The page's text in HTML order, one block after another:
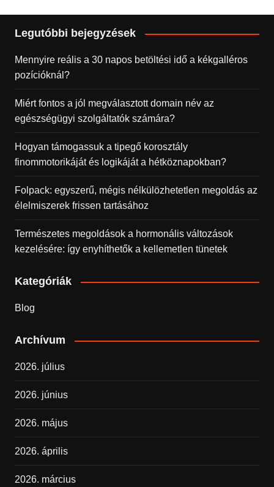
Legutóbbi bejegyzések
Mennyire reális a 30 napos betöltési idő a kékgalléros
pozícióknál?
Miért fontos a jól megválasztott domain név az
egészségügyi szolgáltatók számára?
Hogyan támogassuk a tipegő korosztály
finommotorikáját és logikáját a hétköznapokban?
Folpack: egyszerű, mégis nélkülözhetetlen megoldás az
élelmiszerek frissen tartásához
Természetes megoldások a hormonális változások
kezelésére: így enyhíthetők a kellemetlen tünetek
Kategóriák
Blog
Archívum
2026. július
2026. június
2026. május
2026. április
2026. március